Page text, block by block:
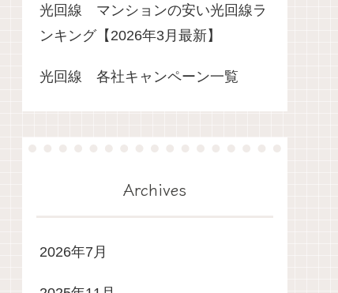
光回線 マンションの安い光回線ラ
ンキング【2026年3月最新】
光回線 各社キャンペーン一覧
Archives
2026年7月